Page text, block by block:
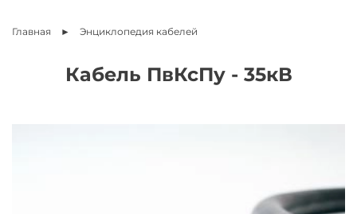
Главная Энциклопедия кабелей
Кабель ПвКсПу - 35кВ